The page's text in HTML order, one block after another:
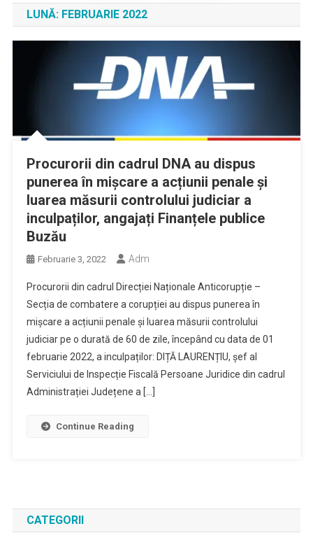
LUNĂ: FEBRUARIE 2022
Procurorii din cadrul DNA au dispus
punerea în mișcare a acțiunii penale și
luarea măsurii controlului judiciar a
inculpaților, angajați Finanțele publice
Buzău
Februarie 3, 2022 Adm
Procurorii din cadrul Direcției Naționale Anticorupție –
Secția de combatere a corupției au dispus punerea în
mișcare a acțiunii penale și luarea măsurii controlului
judiciar pe o durată de 60 de zile, începând cu data de 01
februarie 2022, a inculpaților: DIȚĂ LAURENȚIU, șef al
Serviciului de Inspecție Fiscală Persoane Juridice din cadrul
Administrației Județene a […]
Continue Reading
CATEGORII